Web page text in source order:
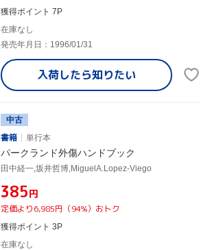
獲得ポイント 7P
在庫なし
発売年月日：1996/01/31
入荷したら知りたい
中古
書籍
単行本
パークランド外傷ハンドブック
田中経一,坂井哲博,MiguelA.Lopez-Viego
¥385円
定価より6,985円（94%）おトク
獲得ポイント 3P
在庫なし